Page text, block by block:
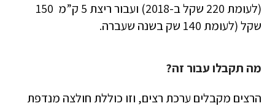
(לעומת 220 שקל ב-2018) ועבור ריצת 5 ק”מ 150
שקל (לעומת 140 שק בשנה שעברה.
מה תקבלו עבור זה?
הרצים מקבלים ערכת רצים, וזו כוללת חולצה מנדפת